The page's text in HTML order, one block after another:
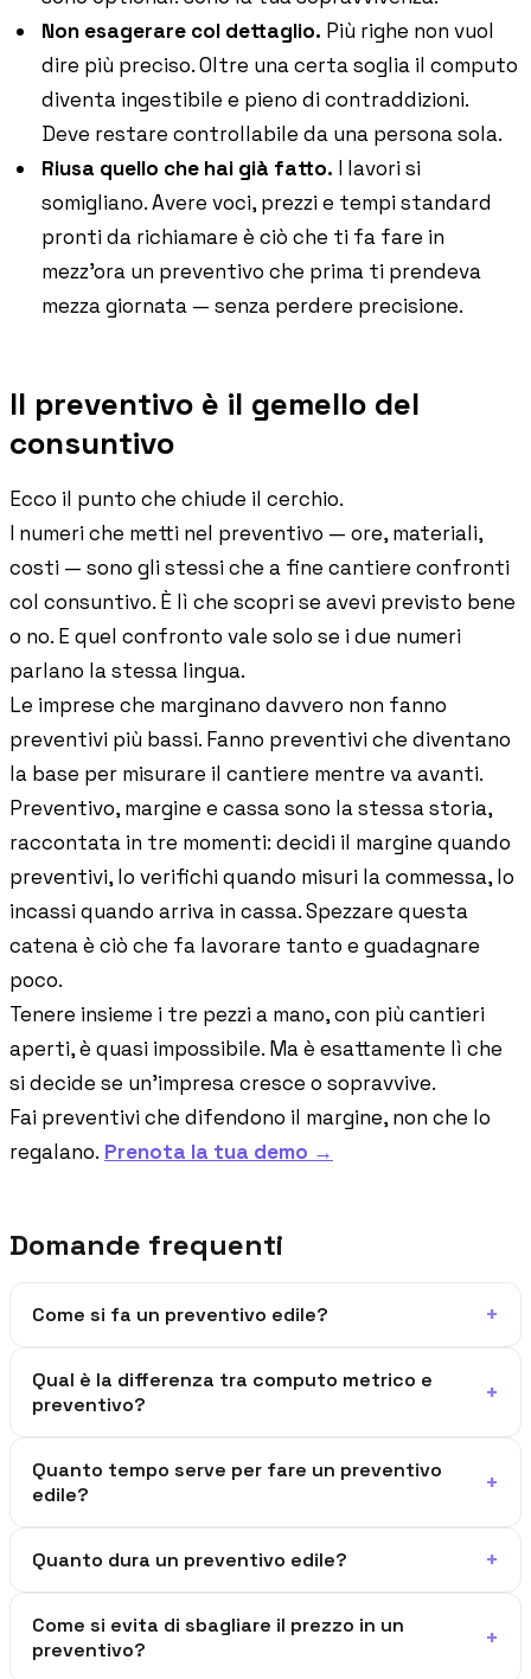
Non esagerare col dettaglio. Più righe non vuol
dire più preciso. Oltre una certa soglia il computo
diventa ingestibile e pieno di contraddizioni.
Deve restare controllabile da una persona sola.
Riusa quello che hai già fatto. I lavori si
somigliano. Avere voci, prezzi e tempi standard
pronti da richiamare è ciò che ti fa fare in
mezz'ora un preventivo che prima ti prendeva
mezza giornata — senza perdere precisione.
Il preventivo è il gemello del
consuntivo
Ecco il punto che chiude il cerchio.
I numeri che metti nel preventivo — ore, materiali,
costi — sono gli stessi che a fine cantiere confronti
col consuntivo. È lì che scopri se avevi previsto bene
o no. E quel confronto vale solo se i due numeri
parlano la stessa lingua.
Le imprese che marginano davvero non fanno
preventivi più bassi. Fanno preventivi che diventano
la base per misurare il cantiere mentre va avanti.
Preventivo, margine e cassa sono la stessa storia,
raccontata in tre momenti: decidi il margine quando
preventivi, lo verifichi quando misuri la commessa, lo
incassi quando arriva in cassa. Spezzare questa
catena è ciò che fa lavorare tanto e guadagnare
poco.
Tenere insieme i tre pezzi a mano, con più cantieri
aperti, è quasi impossibile. Ma è esattamente lì che
si decide se un'impresa cresce o sopravvive.
Fai preventivi che difendono il margine, non che lo
regalano. Prenota la tua demo →
Domande frequenti
Come si fa un preventivo edile? +
Qual è la differenza tra computo metrico e
preventivo?
+
Quanto tempo serve per fare un preventivo
edile?
+
Quanto dura un preventivo edile? +
Come si evita di sbagliare il prezzo in un
preventivo?
+